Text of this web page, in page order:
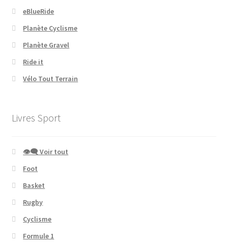
eBlueRide
Planète Cyclisme
Planète Gravel
Ride it
Vélo Tout Terrain
Livres Sport
👁‍🗨 Voir tout
Foot
Basket
Rugby
Cyclisme
Formule 1